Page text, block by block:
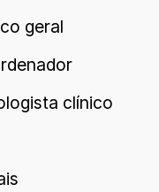
geral
clínico